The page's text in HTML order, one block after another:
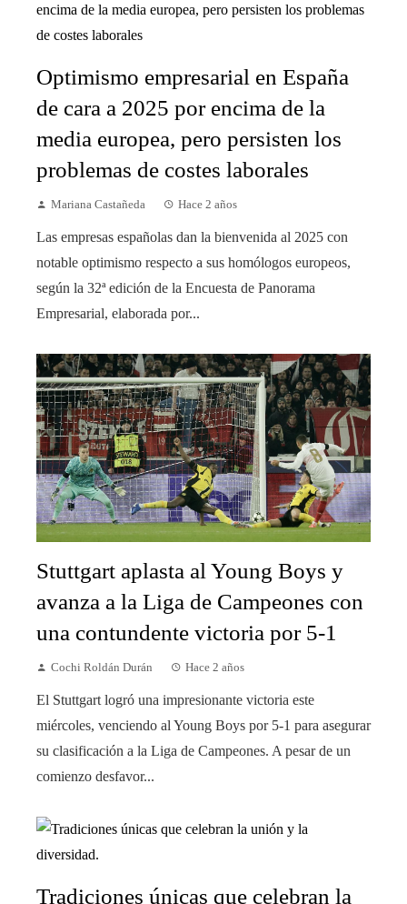
Optimismo empresarial en España
de cara a 2025 por encima de la
media europea, pero persisten los
problemas de costes laborales
Mariana Castañeda Hace 2 años
Las empresas españolas dan la bienvenida al 2025 con
notable optimismo respecto a sus homólogos europeos,
según la 32ª edición de la Encuesta de Panorama
Empresarial, elaborada por...
Stuttgart aplasta al Young Boys y
avanza a la Liga de Campeones con
una contundente victoria por 5-1
Cochi Roldán Durán Hace 2 años
El Stuttgart logró una impresionante victoria este
miércoles, venciendo al Young Boys por 5-1 para asegurar
su clasificación a la Liga de Campeones. A pesar de un
comienzo desfavor...
Tradiciones únicas que celebran la